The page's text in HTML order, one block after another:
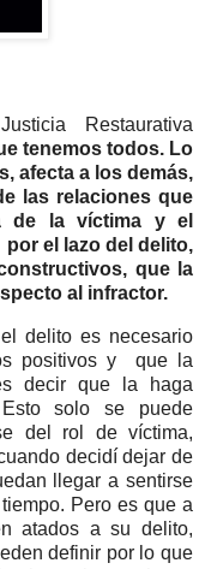
Restaurativa
tenemos todos. Lo
afecta a los demás,
las relaciones que
de la víctima y el
el lazo del delito,
que la
al infractor.
delito es necesario
positivos y que la
decir que la haga
solo se puede
del rol de víctima,
decidí dejar de
llegar a sentirse
Pero es que a
atados a su delito,
definir por lo que